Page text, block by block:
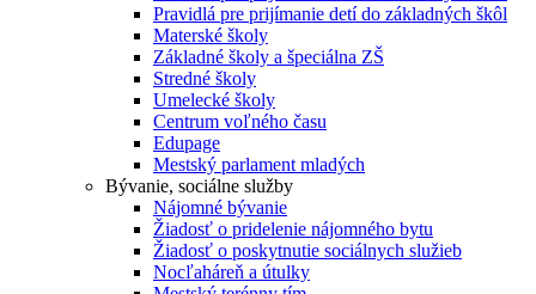
Pravidlá pre prijímanie detí do základných škôl
Materské školy
Základné školy a špeciálna ZŠ
Stredné školy
Umelecké školy
Centrum voľného času
Edupage
Mestský parlament mladých
Bývanie, sociálne služby
Nájomné bývanie
Žiadosť o pridelenie nájomného bytu
Žiadosť o poskytnutie sociálnych služieb
Nocľaháreň a útulky